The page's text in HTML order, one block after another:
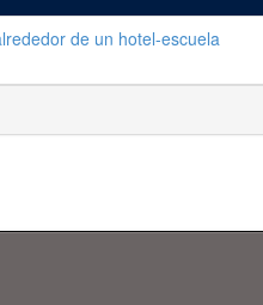
de un hotel-escuela